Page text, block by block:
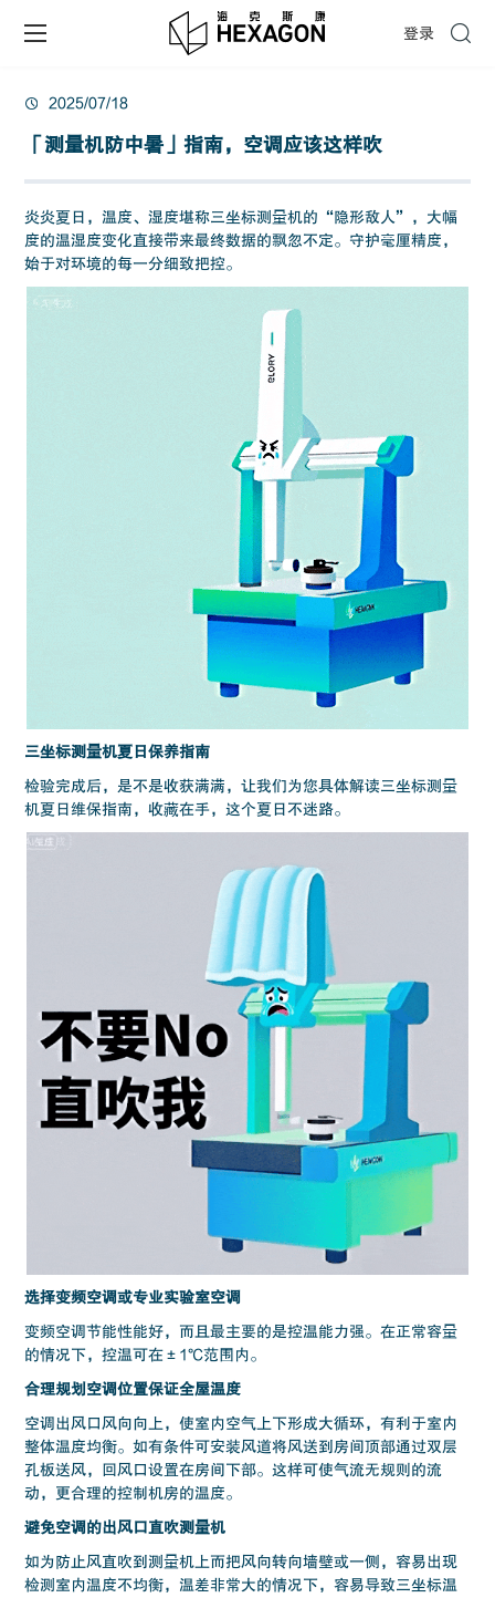
登录
2025/07/18
「测量机防中暑」指南，空调应该这样吹
炎炎夏日，温度、湿度堪称三坐标测量机的“隐形敌人”，大幅
度的温湿度变化直接带来最终数据的飘忽不定。守护毫厘精度，
始于对环境的每一分细致把控。
三坐标测量机夏日保养指南
检验完成后，是不是收获满满，让我们为您具体解读三坐标测量
机夏日维保指南，收藏在手，这个夏日不迷路。
选择变频空调或专业实验室空调
变频空调节能性能好，而且最主要的是控温能力强。在正常容量
的情况下，控温可在±1℃范围内。
合理规划空调位置保证全屋温度
空调出风口风向向上，使室内空气上下形成大循环，有利于室内
整体温度均衡。如有条件可安装风道将风送到房间顶部通过双层
孔板送风，回风口设置在房间下部。这样可使气流无规则的流
动，更合理的控制机房的温度。
避免空调的出风口直吹测量机
如为防止风直吹到测量机上而把风向转向墙壁或一侧，容易出现
检测室内温度不均衡，温差非常大的情况下，容易导致三坐标温